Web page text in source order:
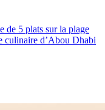
de 5 plats sur la plage
culinaire d’Abou Dhabi